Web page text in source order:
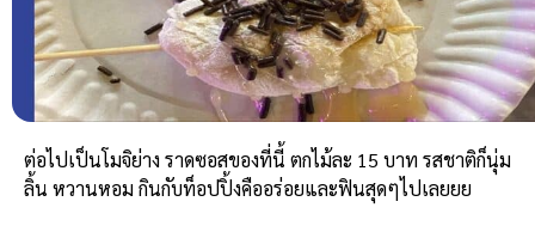
ต่อไปเป็นโมจิย่าง ราดซอสของที่นี้ ตกไม้ละ 15 บาท รสชาติก็นุ่ม
ลิ้น หวานหอม กินกับท็อปปิ้งคืออร่อยและฟินสุดๆไปเลยยย